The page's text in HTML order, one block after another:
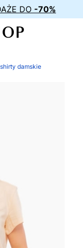
DO -70%
damskie